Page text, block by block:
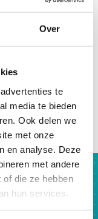
Over
te
media te bieden
Ook delen we
met onze
en analyse. Deze
met andere
die ze hebben
hun services.
0499-367